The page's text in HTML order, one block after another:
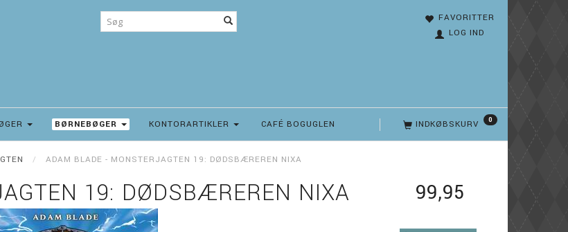
FAVORITTER
LOG IND
INDKØBSKURV 0
BØRNEBØGER KONTORARTIKLER CAFÉ BOGUGLEN
ADAM BLADE - MONSTERJAGTEN 19: DØDSBÆREREN NIXA
19: DØDSBÆREREN NIXA 99,95